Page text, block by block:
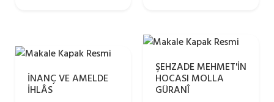
İNANÇ VE AMELDE
İHLÂS
ŞEHZADE MEHMET'İN
HOCASI MOLLA
GÜRANÎ